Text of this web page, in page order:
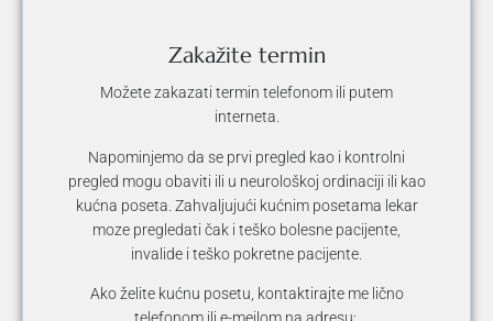
Zakažite termin
Možete zakazati termin telefonom ili putem
interneta.
Napominjemo da se prvi pregled kao i kontrolni
pregled mogu obaviti ili u neurološkoj ordinaciji ili kao
kućna poseta. Zahvaljujući kućnim posetama lekar
moze pregledati čak i teško bolesne pacijente,
invalide i teško pokretne pacijente.
Ako želite kućnu posetu, kontaktirajte me lično